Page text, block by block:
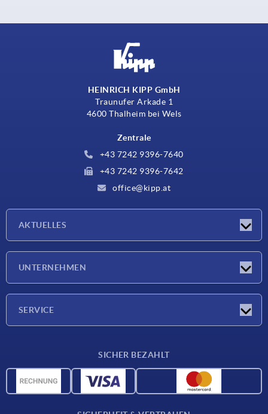
HEINRICH KIPP GmbH
Traunufer Arkade 1
4600 Thalheim bei Wels
Zentrale
+43 7242 9396-7640
+43 7242 9396-7642
office@kipp.at
AKTUELLES
UNTERNEHMEN
SERVICE
CAD-Daten
SICHER BEZAHLT